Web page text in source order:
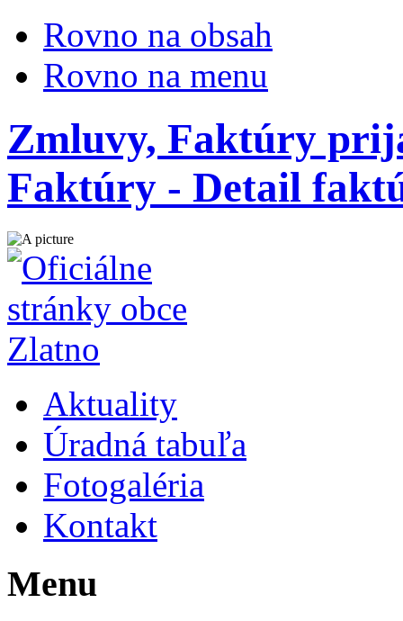
Rovno na obsah
Rovno na menu
Zmluvy, Faktúry
Faktúry - Detail
Aktuality
Úradná tabuľa
Fotogaléria
Kontakt
Menu